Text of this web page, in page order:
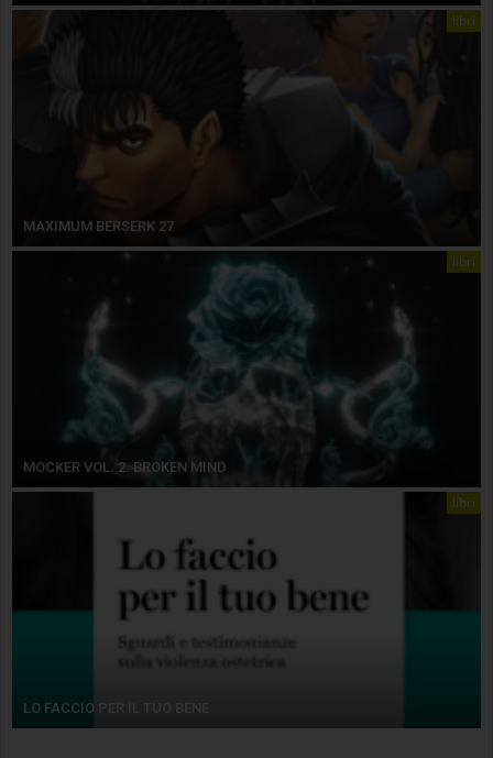
libri
MAXIMUM BERSERK 27
libri
MOCKER VOL. 2. BROKEN MIND
libri
LO FACCIO PER IL TUO BENE